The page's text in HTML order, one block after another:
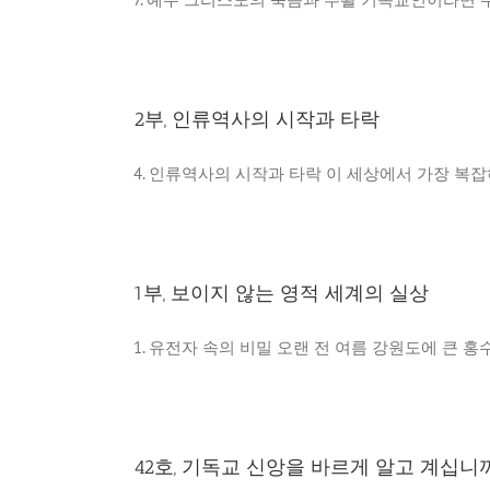
2부, 인류역사의 시작과 타락
4. 인류역사의 시작과 타락 이 세상에서 가장 복
1부, 보이지 않는 영적 세계의 실상
1. 유전자 속의 비밀 오랜 전 여름 강원도에 큰 홍
42호, 기독교 신앙을 바르게 알고 계십니